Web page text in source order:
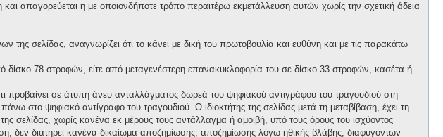
απαγορεύεται η με οποιονδήποτε τρόπο περαιτέρω εκμετάλλευση αυτών χωρίς την σχετική άδεια
της σελίδας, αναγνωρίζει ότι το κάνει με δική του πρωτοβουλία και ευθύνη και με τις παρακάτω
δίσκο 78 στροφών, είτε από μεταγενέστερη επανακυκλοφορία του σε δίσκο 33 στροφών, κασέτα ή
προβαίνει σε άτυπη άνευ ανταλλάγματος δωρεά του ψηφιακού αντιγράφου του τραγουδιού στη
στο ψηφιακό αντίγραφο του τραγουδιού. Ο ιδιοκτήτης της σελίδας μετά τη μεταβίβαση, έχει τη
σελίδας, χωρίς κανένα εκ μέρους τους αντάλλαγμα ή αμοιβή, υπό τους όρους του ισχύοντος
δεν διατηρεί κανένα δικαίωμα αποζημίωσης, αποζημίωσης λόγω ηθικής βλάβης, διαφυγόντων